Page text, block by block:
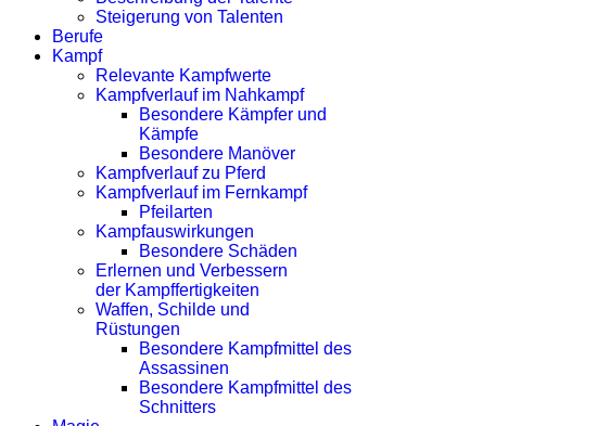
Steigerung von Talenten
Berufe
Kampf
Relevante Kampfwerte
Kampfverlauf im Nahkampf
Besondere Kämpfer und
Kämpfe
Besondere Manöver
Kampfverlauf zu Pferd
Kampfverlauf im Fernkampf
Pfeilarten
Kampfauswirkungen
Besondere Schäden
Erlernen und Verbessern
der Kampffertigkeiten
Waffen, Schilde und
Rüstungen
Besondere Kampfmittel des
Assassinen
Besondere Kampfmittel des
Schnitters